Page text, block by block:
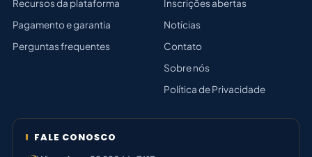
Recursos da plataforma
Pagamento e garantia
Perguntas frequentes
Inscrições abertas
Notícias
Contato
Sobre nós
Política de Privacidade
FALE CONOSCO